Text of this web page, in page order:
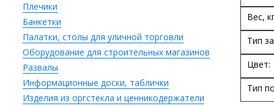
Плечики
Банкетки
Палатки, столы для уличной торговли
Оборудование для строительных магазинов
Развалы
Информационные доски, таблички
Изделия из оргстекла и ценникодержатели
Вес,
Тип
Цвет:
Тип